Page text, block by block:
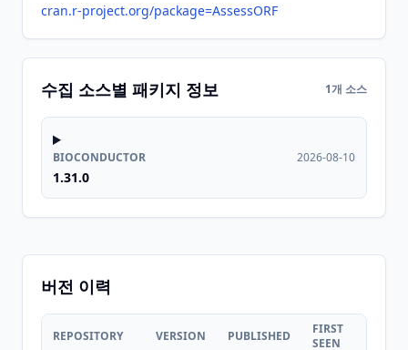
cran.r-project.org/package=AssessORF
수집 소스별 패키지 정보 1개 소스
BIOCONDUCTOR
1.31.0
2026-08-10
버전 이력
REPOSITORY VERSION PUBLISHED
FIRST
SEEN